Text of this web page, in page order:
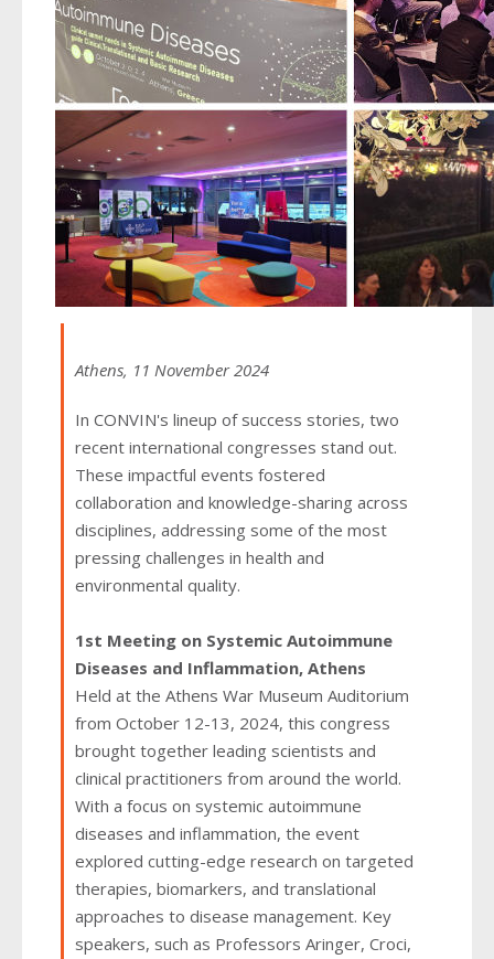
Athens, 11 November 2024
In CONVIN's lineup of success stories, two
recent international congresses stand out.
These impactful events fostered
collaboration and knowledge-sharing across
disciplines, addressing some of the most
pressing challenges in health and
environmental quality.
1st Meeting on Systemic Autoimmune
Diseases and Inflammation, Athens
Held at the Athens War Museum Auditorium
from October 12-13, 2024, this congress
brought together leading scientists and
clinical practitioners from around the world.
With a focus on systemic autoimmune
diseases and inflammation, the event
explored cutting-edge research on targeted
therapies, biomarkers, and translational
approaches to disease management. Key
speakers, such as Professors Aringer, Croci,